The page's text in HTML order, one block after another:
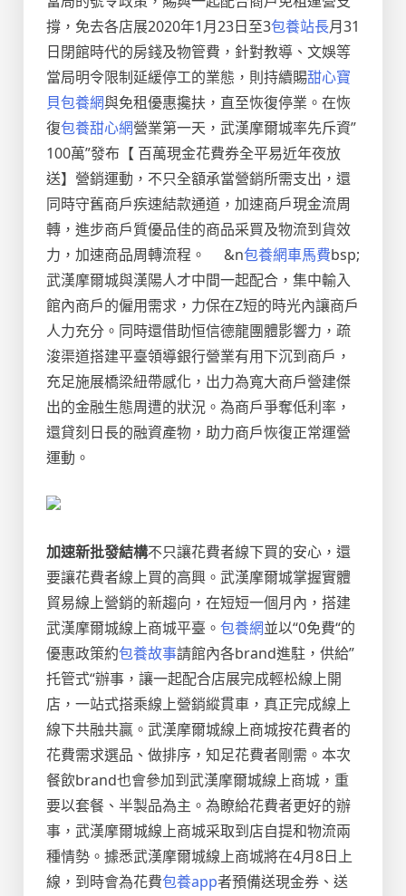
撐，免去各店展2020年1月23日至3包養站長月31
日閉館時代的房錢及物管費，針對教導、文娛等
當局明令限制延緩停工的業態，則持續賜甜心寶
貝包養網與免租優惠攙扶，直至恢復停業。 在恢
復包養甜心網營業第一天，武漢摩爾城率先斥資”
100萬”發布【 百萬現金花費券全平易近年夜放
送】營銷運動，不只全額承當營銷所需支出，還
同時守舊商戶疾速結款通道，加速商戶現金流周
轉，進步商戶質優品佳的商品采買及物流到貨效
力，加速商品周轉流程。
&n包養網車馬費bsp;
武漢摩爾城與漢陽人才中間一起配合，集中輸入
館內商戶的僱用需求，力保在Z短的時光內讓商戶
人力充分。同時還借助恒信德龍團體影響力，疏
浚渠道搭建平臺領導銀行營業有用下沉到商戶，
充足施展橋梁紐帶感化，出力為寬大商戶營建傑
出的金融生態周遭的狀況。為商戶爭奪低利率，
還貸刻日長的融資產物，助力商戶恢復正常運營
運動。
加速新批發結構不只讓花費者線下買的安心，還
要讓花費者線上買的高興。武漢摩爾城掌握實體
貿易線上營銷的新趨向，在短短一個月內，搭建
武漢摩爾城線上商城平臺。 包養網並以“0免費“的
優惠政策約包養故事請館內各brand進駐，供給”
托管式“辦事，讓一起配合店展完成輕松線上開
店，一站式搭乘線上營銷縱貫車，真正完成線上
線下共融共贏。 武漢摩爾城線上商城按花費者的
花費需求選品、做排序，知足花費者剛需。本次
餐飲brand也會參加到武漢摩爾城線上商城，重
要以套餐、半製品為主。為瞭給花費者更好的辦
事，武漢摩爾城線上商城采取到店自提和物流兩
種情勢。 據悉武漢摩爾城線上商城將在4月8日上
線，到時會為花費包養app者預備送現金券、送